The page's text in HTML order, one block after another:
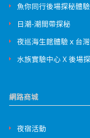
魚你同行後場探秘體
日潮-潮間帶探秘
夜巡海生館體驗ｘ台
水族實驗中心 X 後場
網路商城
夜宿活動